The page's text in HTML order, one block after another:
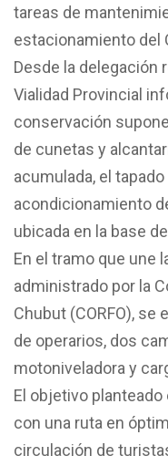
tareas de
estacionamiento del
Desde la delegación
Vialidad Provincial
conservación
de cunetas y
acumulada, el
acondicionamiento
ubicada en la base
En el tramo que une
administrado por la
Chubut (CORFO),
de operarios, dos
motoniveladora y
El objetivo
con una ruta en
circulación de